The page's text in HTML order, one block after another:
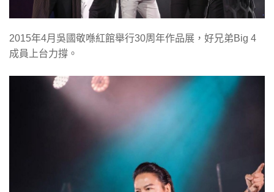
2015年4月吳國敬喺紅館舉行30周年作品展，好兄弟Big 4
成員上台力撐。